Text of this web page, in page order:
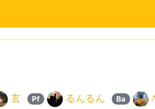
玄 Pf るんるん Ba